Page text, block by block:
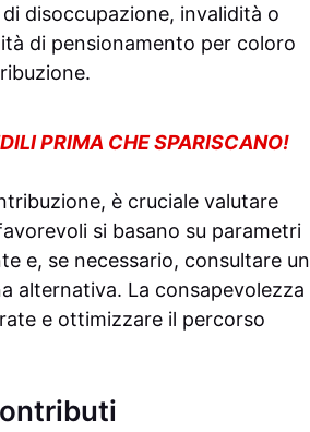
disoccupazione, invalidità o
di pensionamento per coloro
PRIMA CHE SPARISCANO!
è cruciale valutare
si basano su parametri
e, se necessario, consultare un
alternativa. La consapevolezza
e ottimizzare il percorso